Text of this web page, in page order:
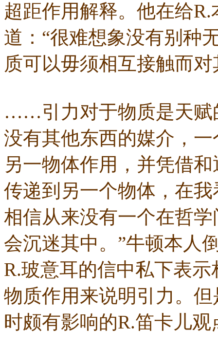
超距作用解释。他在给
道：“很难想象没有别种
质可以毋须相互接触而
……引力对于物质是天赋
没有其他东西的媒介，
另一物体作用，并凭借
传递到另一个物体，在
相信从来没有一个在哲
会沉迷其中。”牛顿本人
R.玻意耳的信中私下表
物质作用来说明引力。
时颇有影响的R.笛卡儿